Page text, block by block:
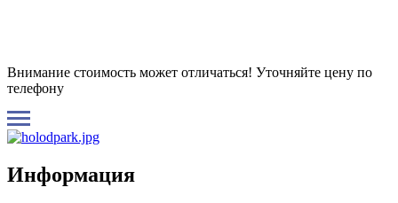
Внимание стоимость может отличаться! Уточняйте цену по
телефону
Информация